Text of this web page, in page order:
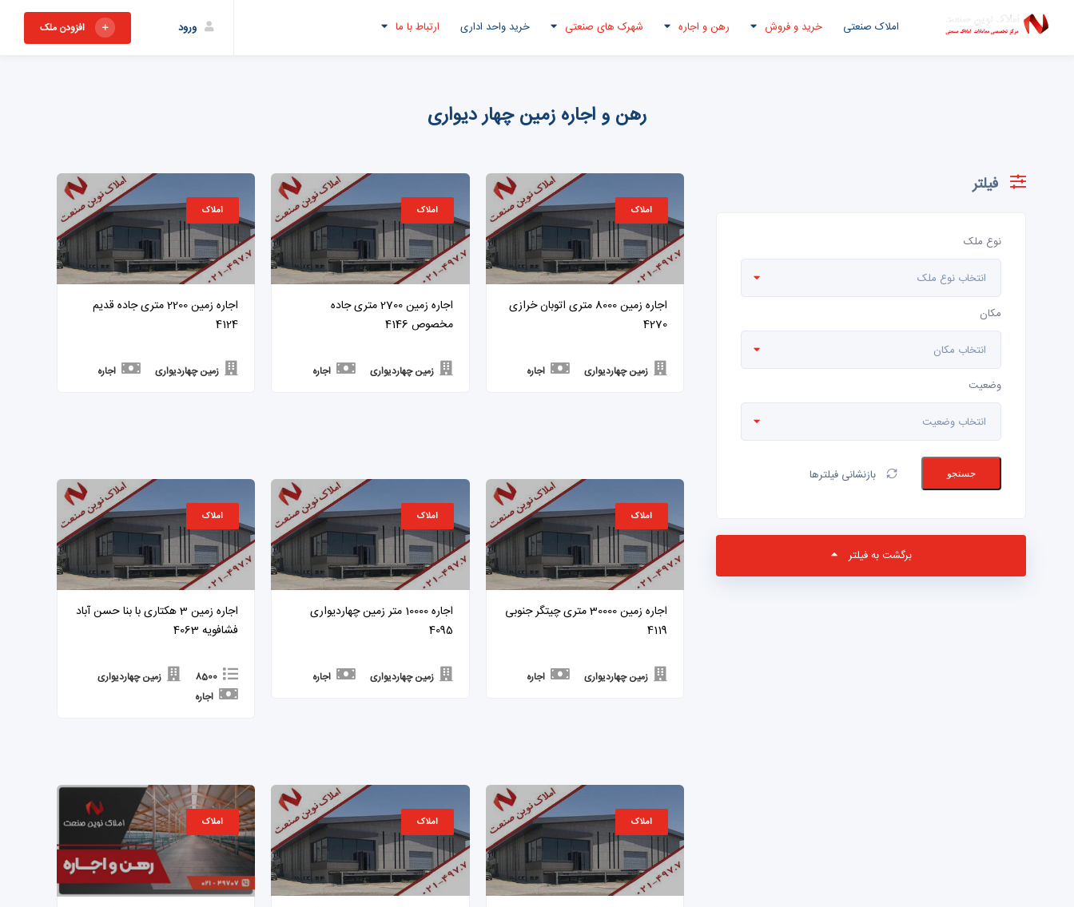
افزودن ملک ورود املاک صنعتی خرید و فروش رهن و اجاره شهرک های صنعتی خرید واحد اداری ارتباط با ما
رهن و اجاره زمین چهار دیواری
فیلتر
نوع ملک
انتخاب نوع ملک
مکان
انتخاب مکان
وضعیت
انتخاب وضعیت
جستجو بازنشانی فیلترها
برگشت به فیلتر
املاک
اجاره زمین 8000 متری اتوبان خرازی
4270
زمین چهاردیواری اجاره
املاک
اجاره زمین 2700 متری جاده
مخصوص 4146
زمین چهاردیواری اجاره
املاک
اجاره زمین 2200 متری جاده قدیم
4124
زمین چهاردیواری اجاره
املاک
اجاره زمین 30000 متری چیتگر جنوبی
4119
زمین چهاردیواری اجاره
املاک
اجاره 10000 متر زمین چهاردیواری
4095
زمین چهاردیواری اجاره
املاک
اجاره زمین 3 هکتاری با بنا حسن آباد
فشافویه 4063
8500
زمین چهاردیواری
اجاره
املاک املاک املاک